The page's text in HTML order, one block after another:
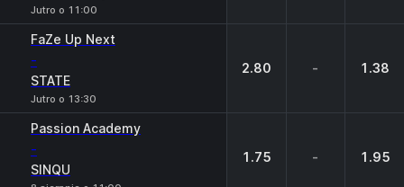
Jutro o 11:00
FaZe Up Next
-
STATE
Jutro o 13:30
2.80 - 1.38
Passion Academy
-
SINQU
1.75 - 1.95